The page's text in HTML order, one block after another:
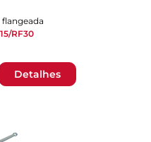
Detalhes
flangeada
RF30